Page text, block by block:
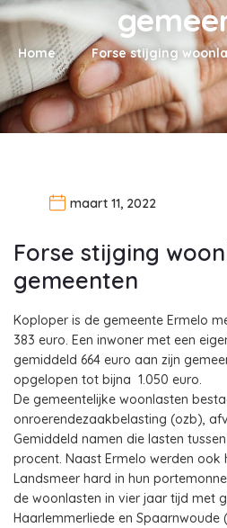
Home Forse stijging
maart 11, 2022
Forse stijging
gemeenten
Koploper is de gemeente Ermelo
383 euro. Een inwoner met een
gemiddeld 664 euro aan zijn
opgelopen tot bijna 1.050 euro.
De gemeentelijke woonlasten
onroerendezaakbelasting (ozb),
Gemiddeld namen die lasten
procent. Naast Ermelo werden ook
Landsmeer hard in hun
de woonlasten in vier jaar tijd met
Haarlemmerliede en Spaarnwoude